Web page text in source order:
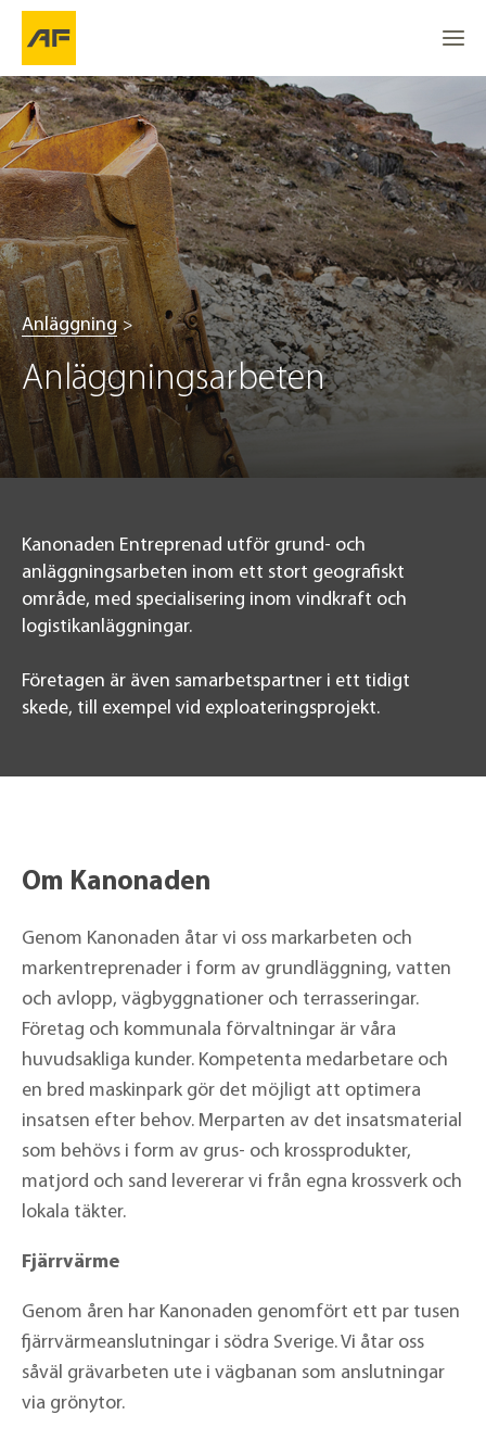
Anläggning
Anläggningsarbeten
Kanonaden Entreprenad utför grund- och
anläggningsarbeten inom ett stort geografiskt
område, med specialisering inom vindkraft och
logistikanläggningar.
Företagen är även samarbetspartner i ett tidigt
skede, till exempel vid exploateringsprojekt.
Om Kanonaden
Genom Kanonaden åtar vi oss markarbeten och
markentreprenader i form av grundläggning, vatten
och avlopp, vägbyggnationer och terrasseringar.
Företag och kommunala förvaltningar är våra
huvudsakliga kunder. Kompetenta medarbetare och
en bred maskinpark gör det möjligt att optimera
insatsen efter behov. Merparten av det insatsmaterial
som behövs i form av grus- och krossprodukter,
matjord och sand levererar vi från egna krossverk och
lokala täkter.
Fjärrvärme
Genom åren har Kanonaden genomfört ett par tusen
fjärrvärmeanslutningar i södra Sverige. Vi åtar oss
såväl grävarbeten ute i vägbanan som anslutningar
via grönytor.